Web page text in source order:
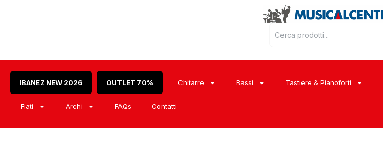
IBANEZ NEW 2026 OUTLET 70% Chitarre Bassi Tastiere & Pianoforti
Fiati Archi FAQs Contatti